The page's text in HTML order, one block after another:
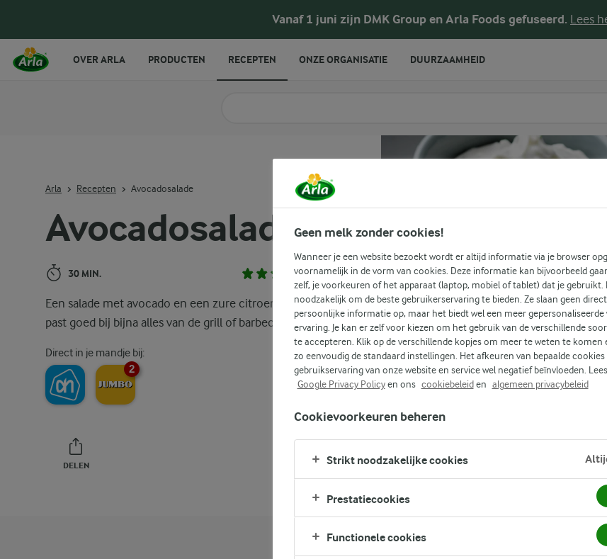
Vanaf 1 juni zijn DMK Group en Arla Foods gefuseerd. Lees
Avocadosalade
30 MIN. (1)
Een salade met avocado en een zure citroendressing
past goed bij bijna alles van de grill of barbecue.
Direct in je mandje bij:
2
DELEN PRINT
Arla Recepten Avocadosalade
OVER ARLA PRODUCTEN RECEPTEN ONZE ORGANISATIE DUURZAAMHEID
Geen melk zonder cookies!
Wanneer je een website bezoekt wordt er altijd informatie via je browser
voornamelijk in de vorm van cookies. Deze informatie kan bijvoorbeeld
zelf, je voorkeuren of het apparaat (laptop, mobiel of tablet) dat je gebruikt.
noodzakelijk om de beste gebruikerservaring te bieden. Ze slaan geen direct
persoonlijke informatie op, maar het biedt wel een meer gepersonaliseerde
ervaring. Je kan er zelf voor kiezen om het gebruik van de verschillende
te accepteren. Klik op de verschillende kopjes om meer te weten te komen
zo eenvoudig de standaard instellingen. Het afkeuren van bepaalde
gebruikservaring van onze website en service wel negatief beïnvloeden.
Google Privacy Policyen ons cookiebeleiden algemeen privacybeleid
Cookievoorkeuren beheren
Strikt noodzakelijke cookies
Prestatiecookies
Functionele cookies